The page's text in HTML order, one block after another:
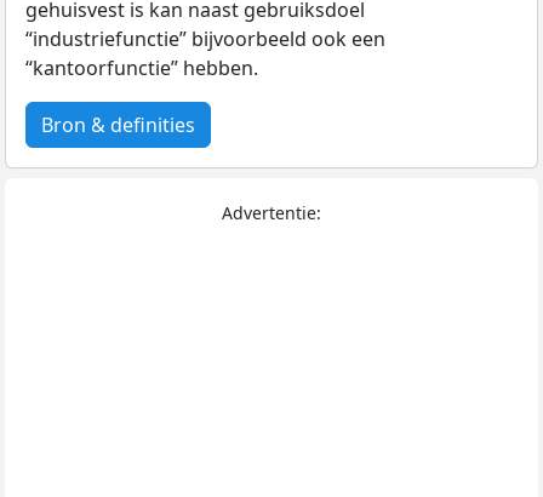
gehuisvest is kan naast gebruiksdoel
“industriefunctie” bijvoorbeeld ook een
“kantoorfunctie” hebben.
Bron & definities
Advertentie: